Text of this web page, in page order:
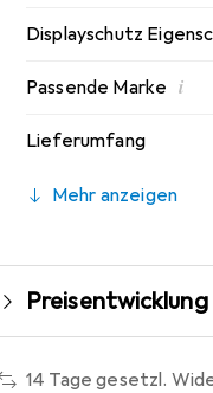
Displayschutz
Passende Marke i
Lieferumfang
Mehr anzeigen
Preisentwicklung
14 Tage gesetzl.